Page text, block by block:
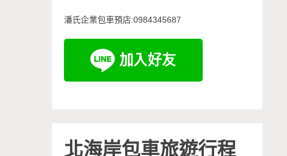
潘氏企業包車預店:0984345687
北海岸包車旅遊行程